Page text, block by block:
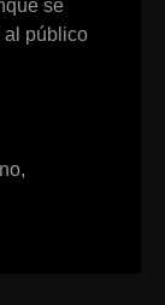
se
al público
,